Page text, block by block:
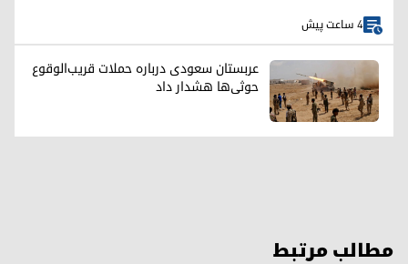
4 ساعت پیش
عربستان سعودی درباره حملات قریب‌الوقوع
حوثی‌ها هشدار داد
مطالب مرتبط